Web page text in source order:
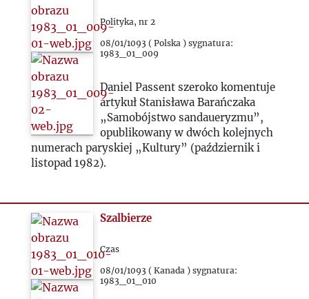
1988
1989
1991
Polityka, nr 2
08/01/1093 ( Polska ) sygnatura:
1983_01_009
Daniel Passent szeroko komentuje
artykuł Stanisława Barańczaka
„Samobójstwo sandaueryzmu”,
opublikowany w dwóch kolejnych
numerach paryskiej „Kultury” (październik i
listopad 1982).
Szalbierze
Czas
08/01/1093 ( Kanada ) sygnatura:
1983_01_010